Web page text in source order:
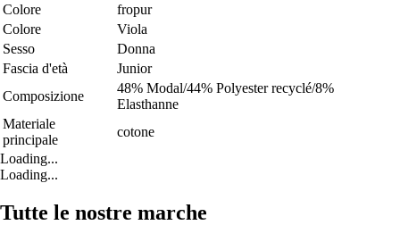
Colore
fropur
Colore
Viola
Sesso
Donna
Fascia d'età
Junior
Composizione
48% Modal/44% Polyester recyclé/8%
Elasthanne
Materiale
principale
cotone
Loading...
Loading...
Tutte le nostre marche